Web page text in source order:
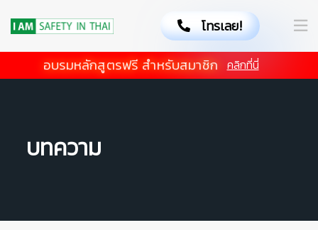
โทรเลย!
อบรมหลักสูตรฟรี สำหรับสมาชิก คลิกที่นี่
บทความ